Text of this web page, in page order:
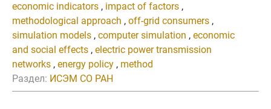
economic indicators , impact of factors ,
methodological approach , off-grid consumers ,
simulation models , computer simulation , economic
and social effects , electric power transmission
networks , energy policy , method
Раздел: ИСЭМ СО РАН